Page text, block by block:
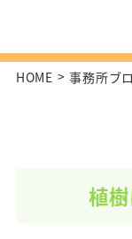
HOME 事務所ブ
植樹